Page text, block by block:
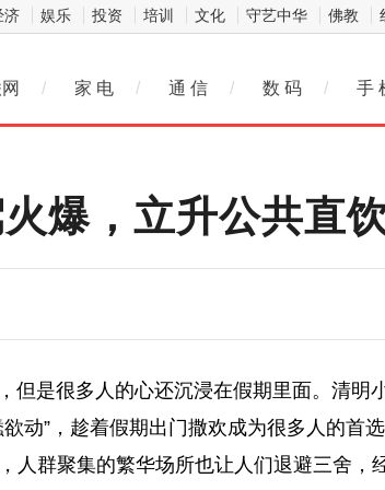
济 娱乐 投资 培训 文化 守艺中华 佛教
/ 家 电 / 通 信 / 数 码 / 手
爆，立升公共直
是很多人的心还沉浸在假期里面。清明
动”，趁着假期出门撒欢成为很多人的首
人群聚集的繁华场所也让人们退避三舍，